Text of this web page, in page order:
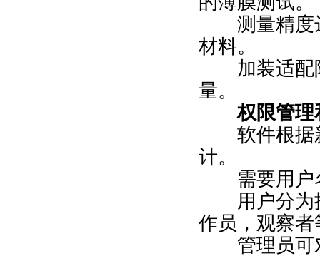
测量精度达
材料。
加装适配附
量。
权限管理
软件根据新
计。
需要用户
用户分为操
作员，观察
管理员可对